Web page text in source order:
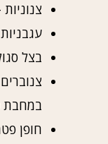
צנוניות – 200 גרם, חתוכות
עגבניות שרי –
בצל סגול – 1 קטן,
במחבת
חופן